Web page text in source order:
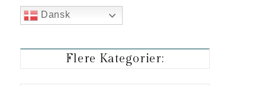
Dansk
Flere Kategorier: